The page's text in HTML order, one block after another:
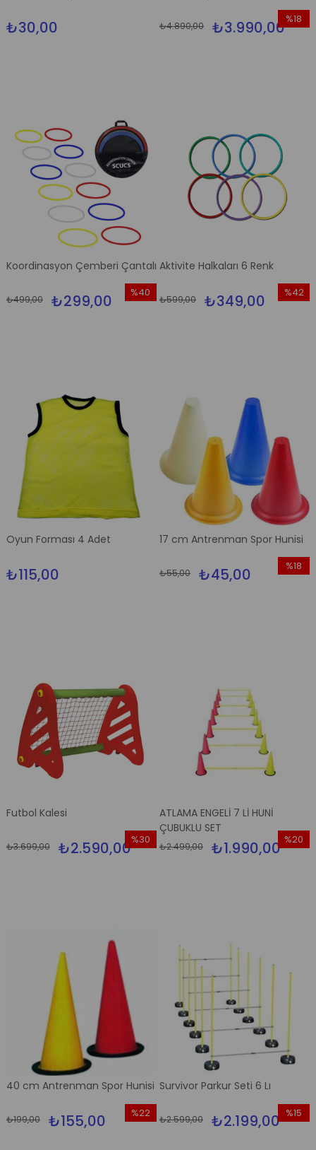
₺30,00 ₺3.990,00
₺4.890,00
%18
İndirim
Koordinasyon Çemberi Çantalı
₺299,00
₺499,00
%40
Aktivite Halkaları 6 Renk
₺349,00
₺599,00
%42
Oyun Forması 4 Adet
₺115,00
17 cm Antrenman Spor Hunisi
₺45,00
₺55,00
%18
Futbol Kalesi
₺2.590,00
₺3.699,00
%30
İndirim
ATLAMA ENGELİ 7 Lİ HUNİ
ÇUBUKLU SET
₺1.990,00
₺2.499,00
%20
İndirim
40 cm Antrenman Spor Hunisi
₺155,00
₺199,00
%22
Survivor Parkur Seti 6 Lı
₺2.199,00
₺2.599,00
%15